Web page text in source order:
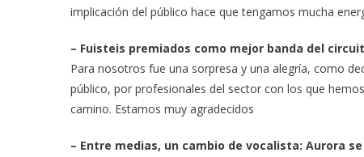
implicación del público hace que tengamos mucha
– Fuisteis premiados como mejor banda del
Para nosotros fue una sorpresa y una alegría, como
público, por profesionales del sector con los que
camino. Estamos muy agradecidos
– Entre medias, un cambio de vocalista: Aurora